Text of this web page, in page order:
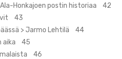
Honkajoen postin historiaa 42
43
> Jarmo Lehtilä 44
aika 45
46